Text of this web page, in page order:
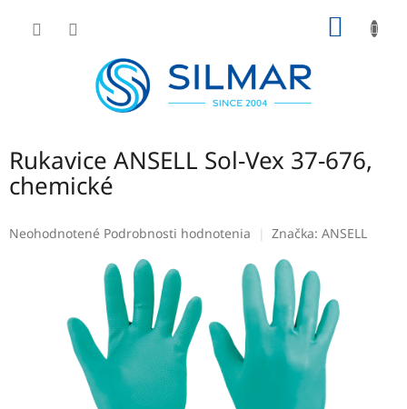
Rukavice ANSELL Sol-Vex 37-676,
chemické
Priemerné
hviezdičiek.
Neohodnotené Podrobnosti hodnotenia Značka: ANSELL